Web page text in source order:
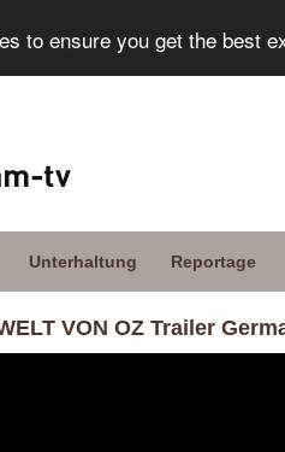
to ensure you get the best
Unterhaltung Reportage
VON OZ Trailer